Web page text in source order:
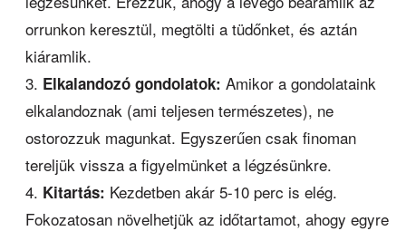
orrunkon keresztül, megtölti a tüdőnket, és aztán
kiáramlik.
Elkalandozó gondolatok: Amikor a gondolataink
elkalandoznak (ami teljesen természetes), ne
ostorozzuk magunkat. Egyszerűen csak finoman
tereljük vissza a figyelmünket a légzésünkre.
Kitartás: Kezdetben akár 5-10 perc is elég.
Fokozatosan növelhetjük az időtartamot, ahogy egyre